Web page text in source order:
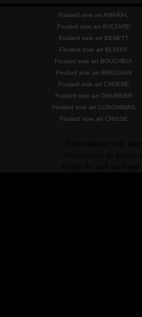
Foulard soie art AMARAL
Foulard soie art AVEZARD
Foulard soie art BENETT
Foulard soie art BLIGNY
Foulard soie art BOUCHEIX
Foulard soie art BRESSAN
Foulard soie art CADENE
Foulard soie art CHARRIER
Foulard soie art COROMINAS
Foulard soie art CRISSE